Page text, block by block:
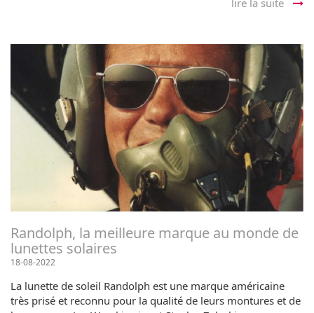
lire la suite
Randolph, la meilleure marque au monde de
lunettes solaires
18-08-2022
La lunette de soleil Randolph est une marque américaine
très prisé et reconnu pour la qualité de leurs montures et de